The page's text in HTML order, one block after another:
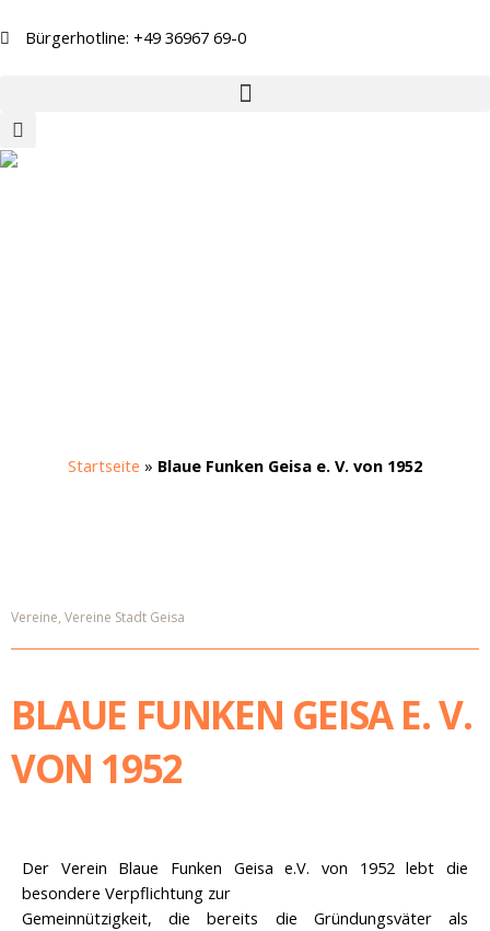
InhaltBürgerhotline: +49 36967 69-0
Startseite » Blaue Funken Geisa e. V. von 1952
Vereine, Vereine Stadt Geisa
BLAUE FUNKEN GEISA E. V.
VON 1952
Der Verein Blaue Funken Geisa e.V. von 1952 lebt die
besondere Verpflichtung zur
Gemeinnützigkeit, die bereits die Gründungsväter als